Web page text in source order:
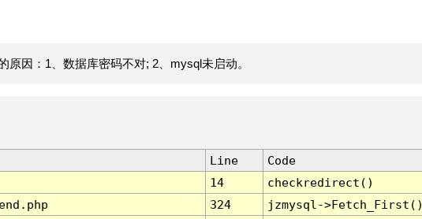
因：1、数据库密码不对; 2、mysql未启动。
Line
Code
14
checkredirect()
324
jzmysql-